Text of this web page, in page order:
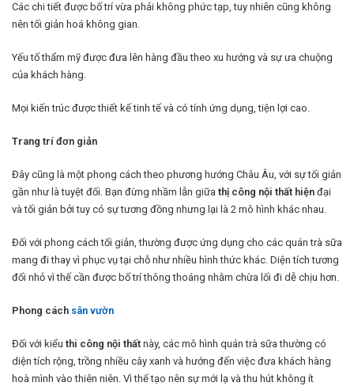
Các chi tiết được bố trí vừa phải không phức tạp, tuy nhiên cũng không
nên tối giản hoá không gian.
Yếu tố thẩm mỹ được đưa lên hàng đầu theo xu hướng và sự ưa chuộng
của khách hàng.
Mọi kiến trúc được thiết kế tinh tế và có tính ứng dụng, tiện lợi cao.
Trang trí đơn giản
Đây cũng là một phong cách theo phương hướng Châu Âu, với sự tối giản
gần như là tuyệt đối. Bạn đừng nhầm lẫn giữa thị công nội thất hiện đại
và tối giản bởi tuy có sự tương đồng nhưng lại là 2 mô hình khác nhau.
Đối với phong cách tối giản, thường được ứng dụng cho các quán trà sữa
mang đi thay vì phục vụ tại chỗ như nhiều hình thức khác. Diện tích tương
đối nhỏ vì thế cần được bố trí thông thoáng nhằm chừa lối đi dễ chịu hơn.
Phong cách sân vườn
Đối với kiểu thi công nội thất này, các mô hình quán trà sữa thường có
diện tích rộng, trồng nhiều cây xanh và hướng đến việc đưa khách hàng
hoà mình vào thiên niên. Vì thế tạo nên sự mới lạ và thu hút không ít